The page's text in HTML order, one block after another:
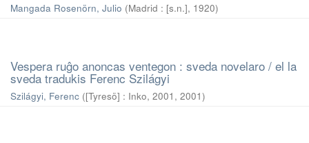
Mangada Rosenörn, Julio (Madrid : [s.n.], 1920)
Vespera ruĝo anoncas ventegon : sveda novelaro / el la
sveda tradukis Ferenc Szilágyi
Szilágyi, Ferenc ([Tyresö] : Inko, 2001 , 2001)